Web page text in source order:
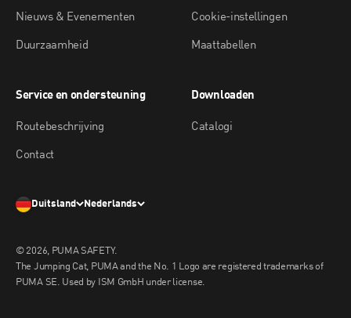
Nieuws & Evenementen
Duurzaamheid
Cookie-instellingen
Maattabellen
Service en ondersteuning
Routebeschrijving
Contact
Downloaden
Catalogi
Duitsland Nederlands
© 2026, PUMA SAFETY.
The Jumping Cat, PUMA and the No. 1 Logo are registered trademarks of
PUMA SE. Used by ISM GmbH under license.